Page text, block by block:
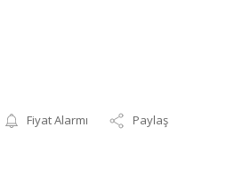
Fiyat Alarmı Paylaş